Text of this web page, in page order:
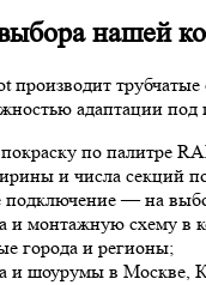
нашей
производит
адаптации
по палитре
и числа секций
подключение — на
и монтажную схему в
города и регионы;
и шоурумы в Москве,